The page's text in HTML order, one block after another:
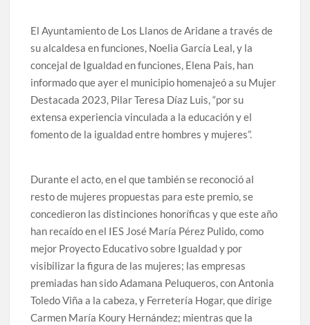
El Ayuntamiento de Los Llanos de Aridane a través de
su alcaldesa en funciones, Noelia García Leal, y la
concejal de Igualdad en funciones, Elena Pais, han
informado que ayer el municipio homenajeó a su Mujer
Destacada 2023, Pilar Teresa Díaz Luis, “por su
extensa experiencia vinculada a la educación y el
fomento de la igualdad entre hombres y mujeres”.
Durante el acto, en el que también se reconoció al
resto de mujeres propuestas para este premio, se
concedieron las distinciones honoríficas y que este año
han recaído en el IES José María Pérez Pulido, como
mejor Proyecto Educativo sobre Igualdad y por
visibilizar la figura de las mujeres; las empresas
premiadas han sido Adamana Peluqueros, con Antonia
Toledo Viña a la cabeza, y Ferretería Hogar, que dirige
Carmen María Koury Hernández; mientras que la